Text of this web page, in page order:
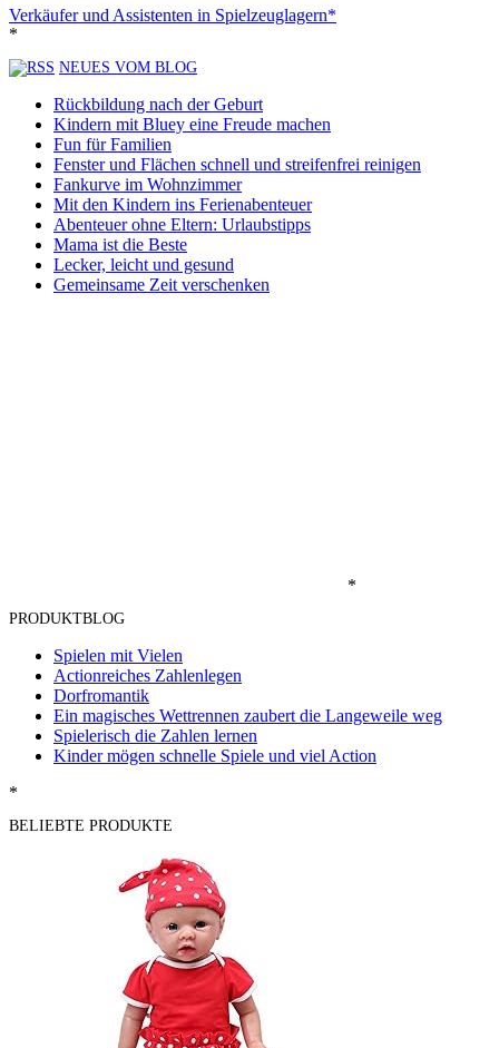
Verkäufer und Assistenten in Spielzeuglagern*
*
NEUES VOM BLOG
Rückbildung nach der Geburt
Kindern mit Bluey eine Freude machen
Fun für Familien
Fenster und Flächen schnell und streifenfrei reinigen
Fankurve im Wohnzimmer
Mit den Kindern ins Ferienabenteuer
Abenteuer ohne Eltern: Urlaubstipps
Mama ist die Beste
Lecker, leicht und gesund
Gemeinsame Zeit verschenken
*
PRODUKTBLOG
Spielen mit Vielen
Actionreiches Zahlenlegen
Dorfromantik
Ein magisches Wettrennen zaubert die Langeweile weg
Spielerisch die Zahlen lernen
Kinder mögen schnelle Spiele und viel Action
*
BELIEBTE PRODUKTE